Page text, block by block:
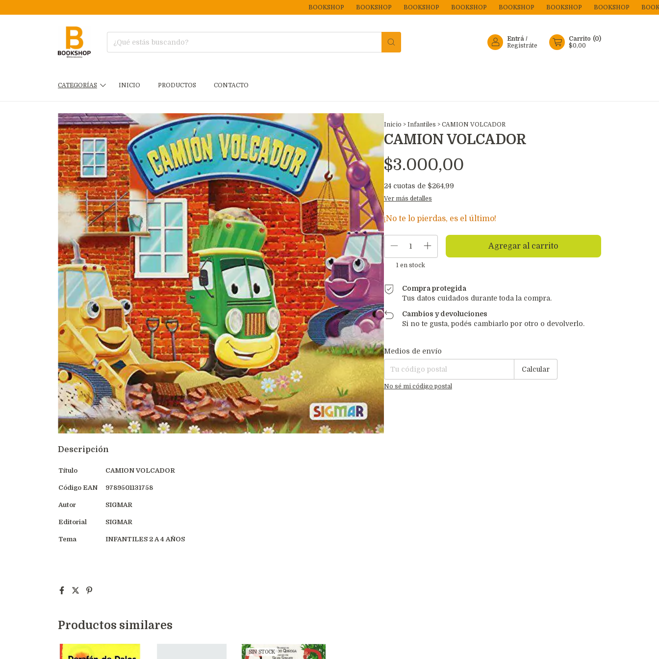
BOOKSHOP BOOKSHOP BOOKSHOP BOOKSHOP BOOKSHOP BOOKSHOP BOOKSHOP
Entrá /
Registráte
Carrito (0)
$0,00
CATEGORÍAS INICIO PRODUCTOS CONTACTO
Inicio > Infantiles > CAMION VOLCADOR
CAMION VOLCADOR
$3.000,00
24 cuotas de $264,99
Ver más detalles
¡No te lo pierdas, es el último!
1 en stock
Compra protegida
Tus datos cuidados durante toda la compra.
Cambios y devoluciones
Si no te gusta, podés cambiarlo por otro o devolverlo.
Entregas para el CP:
Medios de envío
Calcular
No sé mi código postal
Descripción
Título CAMION VOLCADOR
Código EAN 9789501131758
Autor SIGMAR
Editorial SIGMAR
Tema INFANTILES 2 A 4 AÑOS
Productos similares
SIN STOCK